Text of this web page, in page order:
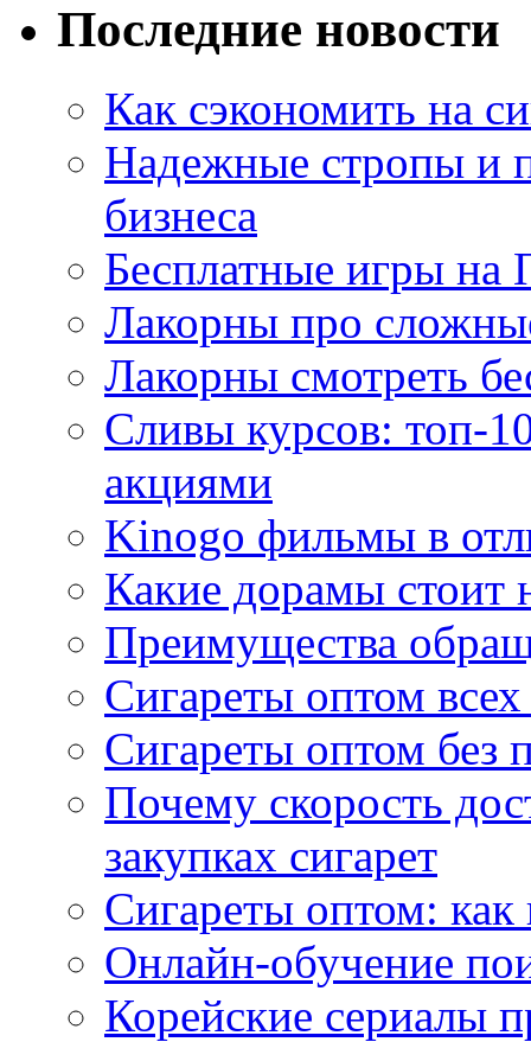
Последние новости
Как сэкономить на
Надежные стропы и
бизнеса
Бесплатные игры на
Лакорны про
Лакорны смотреть
Сливы курсов: топ-
акциями
Kinogo фильмы в
Какие дорамы стоит
Преимущества
Сигареты оптом
Сигареты оптом без
Почему скорость
закупках сигарет
Сигареты оптом:
Онлайн-обучение
Корейские сериалы